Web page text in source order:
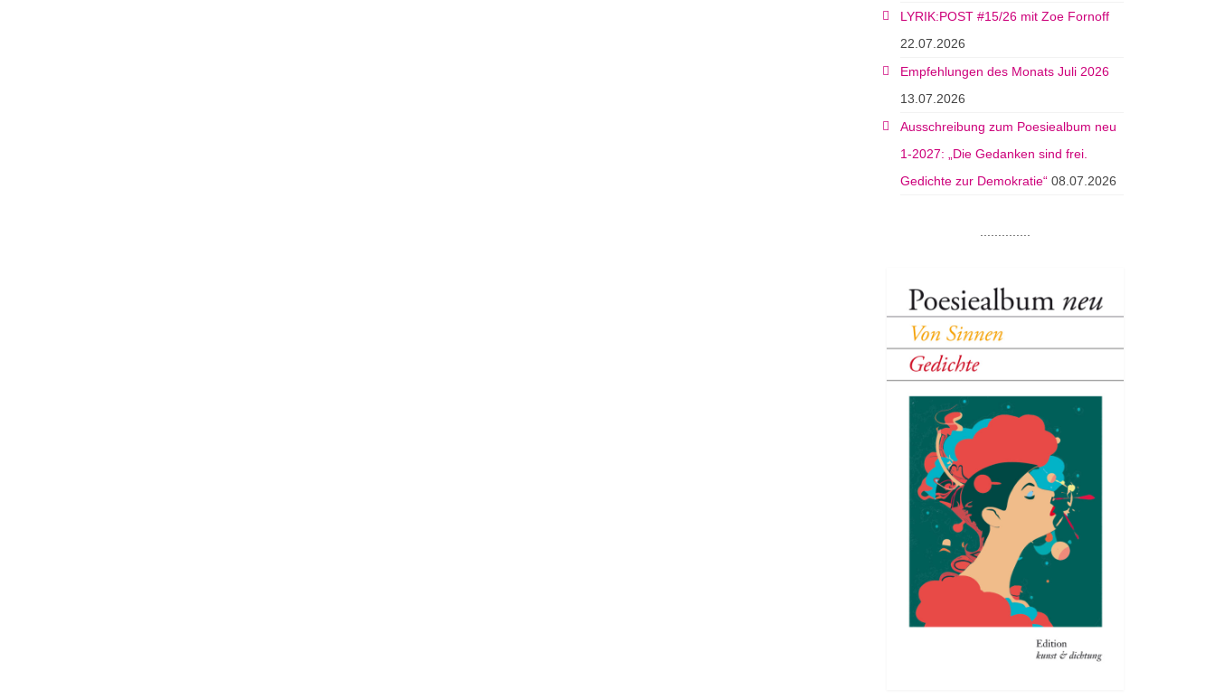
LYRIK:POST #15/26 mit Zoe Fornoff
22.07.2026
Empfehlungen des Monats Juli 2026
13.07.2026
Ausschreibung zum Poesiealbum neu
1-2027: „Die Gedanken sind frei.
Gedichte zur Demokratie“ 08.07.2026